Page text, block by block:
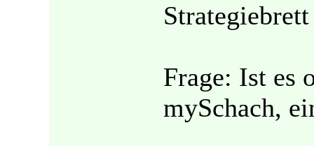
Frage: Ist es
mySchach,